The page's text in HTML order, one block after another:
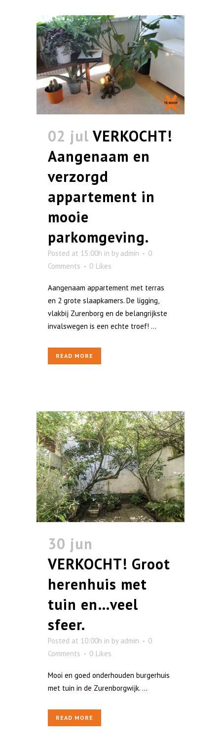
02 jul VERKOCHT!
Aangenaam en
verzorgd
appartement in
mooie
parkomgeving.
Posted at 15:00h in by admin
0
Comments
0 Likes
Aangenaam appartement met terras
en 2 grote slaapkamers. De ligging,
vlakbij Zurenborg en de belangrijkste
invalswegen is een echte troef! ...
READ MORE
30 jun
VERKOCHT! Groot
herenhuis met
tuin en…veel
sfeer.
Posted at 10:00h in by admin
0
Comments
0 Likes
Mooi en goed onderhouden burgerhuis
met tuin in de Zurenborgwijk. ...
READ MORE